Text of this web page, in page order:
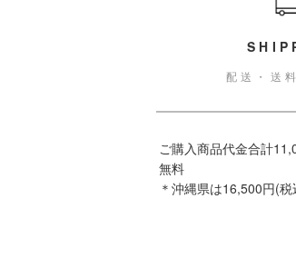
配送・送
ご購入商品代金合計
無料
＊沖縄県は16,500円(